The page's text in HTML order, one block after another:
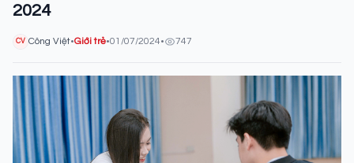
2024
CV Công Việt•Giới trẻ•01/07/2024• 747